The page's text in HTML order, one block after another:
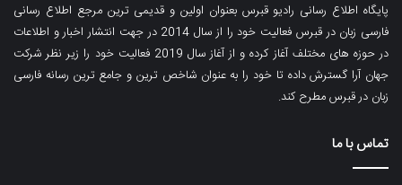
پایگاه اطلاع رسانی رادیو قبرس بعنوان اولین و قدیمی ترین مرجع اطلاع رسانی
فارسی زبان در قبرس فعالیت خود را از سال 2014 در جهت انتشار اخبار و اطلاعات
در حوزه های مختلف آغاز کرده و از آغاز سال 2019 فعالیت خود را زیر نظر شرکت
جهان آرا گسترش داده تا خود را به عنوان شاخص ترین و جامع ترین رسانه فارسی
زبان در قبرس مطرح کند.
تماس با ما